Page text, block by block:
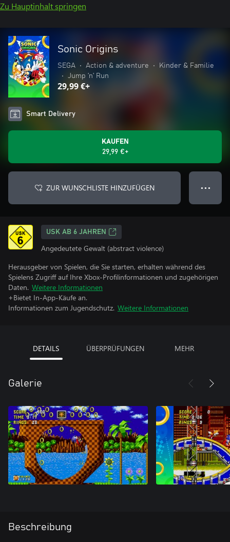
Zu Hauptinhalt springen
Sonic Origins
SEGA • Action & adventure •
Kinder & Familie
•
Jump ’n’ Run
29,99 €+
Smart Delivery
KAUFEN
29,99 €+
ZUR WUNSCHLISTE HINZUFÜGEN ● ● ●
USK AB 6 JAHREN
Angedeutete Gewalt (abstract violence)
Herausgeber von Spielen, die Sie starten, erhalten während des
Spielens Zugriff auf Ihre Xbox-Profilinformationen und zugehörigen
Daten. Weitere Informationen
+Bietet In-App-Käufe an.
Informationen zum Jugendschutz. Weitere Informationen
DETAILS ÜBERPRÜFUNGEN MEHR
Galerie
Beschreibung